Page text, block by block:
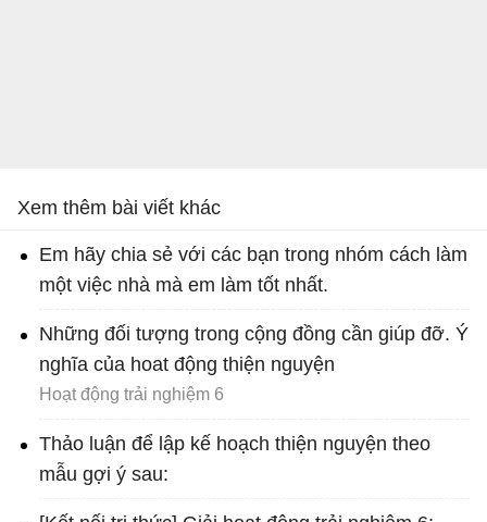
Xem thêm bài viết khác
Em hãy chia sẻ với các bạn trong nhóm cách làm
một việc nhà mà em làm tốt nhất.
Những đối tượng trong cộng đồng cần giúp đỡ. Ý
nghĩa của hoat động thiện nguyện
Hoạt động trải nghiệm 6
Thảo luận để lập kế hoạch thiện nguyện theo
mẫu gợi ý sau: